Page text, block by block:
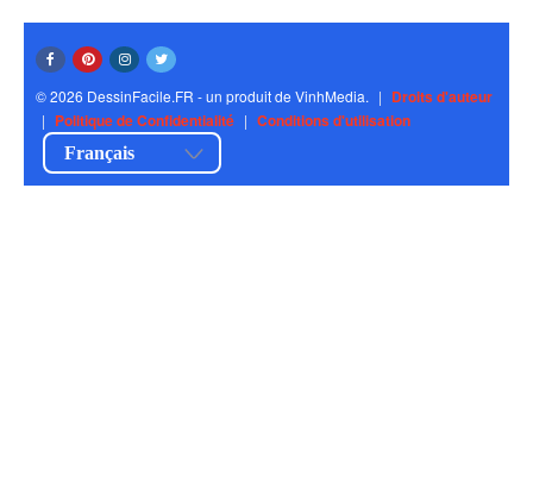
© 2026 DessinFacile.FR - un produit de VinhMedia. | Droits d'auteur
| Politique de Confidentialité | Conditions d'utilisation
Français